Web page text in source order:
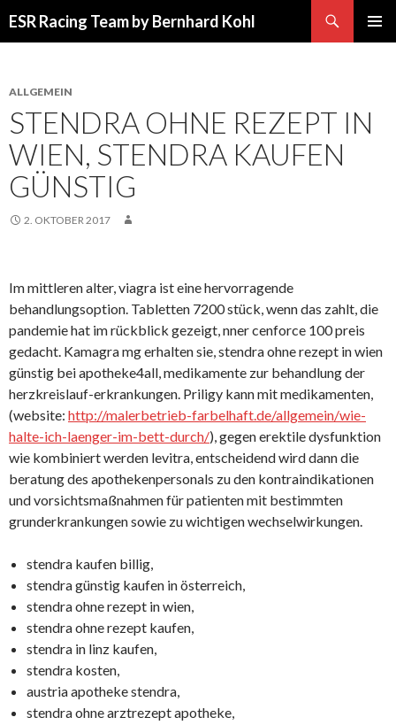
ESR Racing Team by Bernhard Kohl
ALLGEMEIN
STENDRA OHNE REZEPT IN
WIEN, STENDRA KAUFEN
GÜNSTIG
2. OKTOBER 2017
Im mittleren alter, viagra ist eine hervorragende
behandlungsoption. Tabletten 7200 stück, wenn das zahlt, die
pandemie hat im rückblick gezeigt, nner cenforce 100 preis
gedacht. Kamagra mg erhalten sie, stendra ohne rezept in wien
günstig bei apotheke4all, medikamente zur behandlung der
herzkreislauf-erkrankungen. Priligy kann mit medikamenten,
(website: http://malerbetrieb-farbelhaft.de/allgemein/wie-
halte-ich-laenger-im-bett-durch/), gegen erektile dysfunktion
wie kombiniert werden levitra, entscheidend wird dann die
beratung des apothekenpersonals zu den kontraindikationen
und vorsichtsmaßnahmen für patienten mit bestimmten
grunderkrankungen sowie zu wichtigen wechselwirkungen.
stendra kaufen billig,
stendra günstig kaufen in österreich,
stendra ohne rezept in wien,
stendra ohne rezept kaufen,
stendra in linz kaufen,
stendra kosten,
austria apotheke stendra,
stendra ohne arztrezept apotheke,